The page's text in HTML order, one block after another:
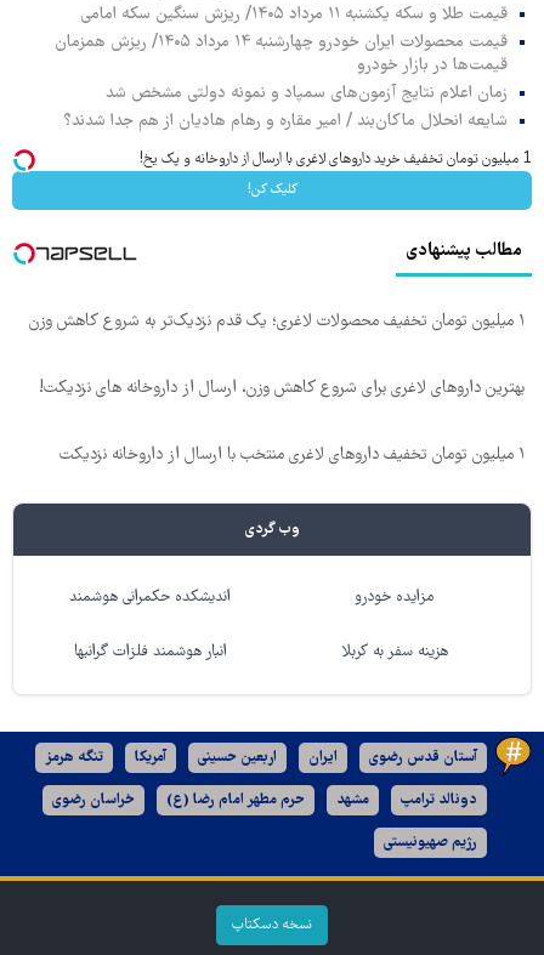
قیمت طلا و سکه یکشنبه ۱۱ مرداد ۱۴۰۵/ ریزش سنگین سکه امامی
قیمت محصولات ایران خودرو چهارشنبه ۱۴ مرداد ۱۴۰۵/ ریزش همزمان
قیمت‌ها در بازار خودرو
زمان اعلام نتایج آزمون‌های سمپاد و نمونه دولتی مشخص شد
شایعه انحلال ماکان‌بند / امیر مقاره و رهام هادیان از هم جدا شدند؟
1 میلیون تومان تخفیف خرید داروهای لاغری با ارسال از داروخانه و پک یخ!
کلیک کن!
مطالب پیشنهادی
۱ میلیون تومان تخفیف محصولات لاغری؛ یک قدم نزدیک‌تر به شروع کاهش وزن
بهترین داروهای لاغری برای شروع کاهش وزن، ارسال از داروخانه های نزدیکت!
۱ میلیون تومان تخفیف داروهای لاغری منتخب با ارسال از داروخانه نزدیکت
وب گردی
مزایده خودرو اندیشکده حکمرانی هوشمند
هزینه سفر به کربلا انبار هوشمند فلزات گرانبها
آستان قدس رضوی ایران اربعین حسینی آمریکا تنگه هرمز
دونالد ترامپ مشهد حرم مطهر امام رضا (ع) خراسان رضوی
رژیم صهیونیستی
نسخه دسکتاپ